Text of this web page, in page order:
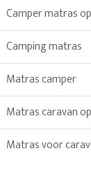
Camper matras
Camping matras
Matras camper
Matras caravan
Matras voor